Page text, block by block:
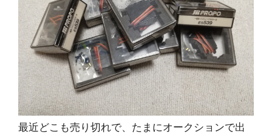
最近どこも売り切れで、たまにオークションで出